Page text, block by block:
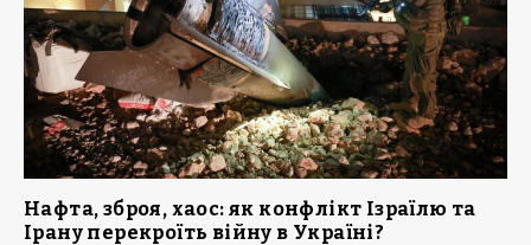
Нафта, зброя, хаос: як конфлікт Ізраїлю та
Ірану перекроїть війну в Україні?